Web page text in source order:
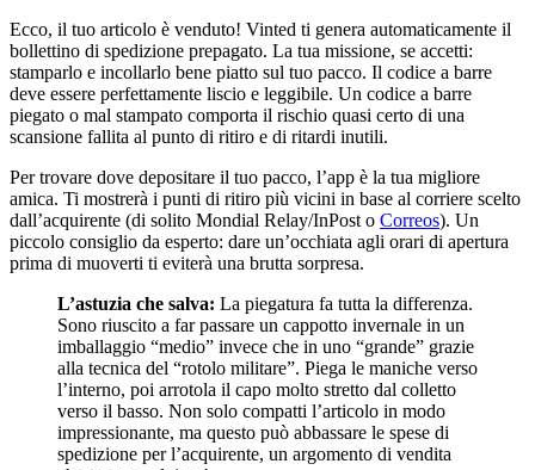
Ecco, il tuo articolo è venduto! Vinted ti genera automaticamente il
bollettino di spedizione prepagato. La tua missione, se accetti:
stamparlo e incollarlo bene piatto sul tuo pacco. Il codice a barre
deve essere perfettamente liscio e leggibile. Un codice a barre
piegato o mal stampato comporta il rischio quasi certo di una
scansione fallita al punto di ritiro e di ritardi inutili.
Per trovare dove depositare il tuo pacco, l’app è la tua migliore
amica. Ti mostrerà i punti di ritiro più vicini in base al corriere scelto
dall’acquirente (di solito Mondial Relay/InPost o Correos). Un
piccolo consiglio da esperto: dare un’occhiata agli orari di apertura
prima di muoverti ti eviterà una brutta sorpresa.
L’astuzia che salva: La piegatura fa tutta la differenza.
Sono riuscito a far passare un cappotto invernale in un
imballaggio “medio” invece che in uno “grande” grazie
alla tecnica del “rotolo militare”. Piega le maniche verso
l’interno, poi arrotola il capo molto stretto dal colletto
verso il basso. Non solo compatti l’articolo in modo
impressionante, ma questo può abbassare le spese di
spedizione per l’acquirente, un argomento di vendita